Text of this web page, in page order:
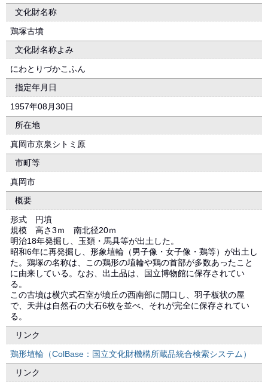
文化財名称
鶏塚古墳
文化財名称よみ
にわとりづかこふん
指定年月日
1957年08月30日
所在地
真岡市京泉シトミ原
市町等
真岡市
概要
形式 円墳
規模 高さ3ｍ 南北径20ｍ
明治18年発掘し、玉類・馬具等が出土した。
昭和6年に再発掘し、形象埴輪（男子像・女子像・鶏等）が出土し
た。鶏塚の名称は、この鶏形の埴輪や鶏の首部が多数あったこと
に由来している。なお、出土品は、国立博物館に保存されてい
る。
この古墳は横穴式石室が墳丘の西南部に開口し、羽子板状の屋
で、天井は自然石の大石6枚を並べ、それが完全に保存されてい
る。
リンク
鶏形埴輪（ColBase：国立文化財機構所蔵品統合検索システム）
リンク